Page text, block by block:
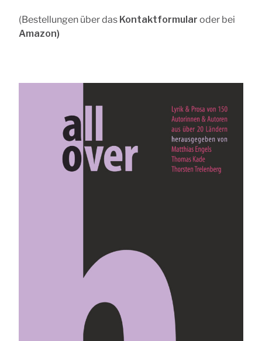
(Bestellungen über das Kontaktformular oder bei
Amazon)